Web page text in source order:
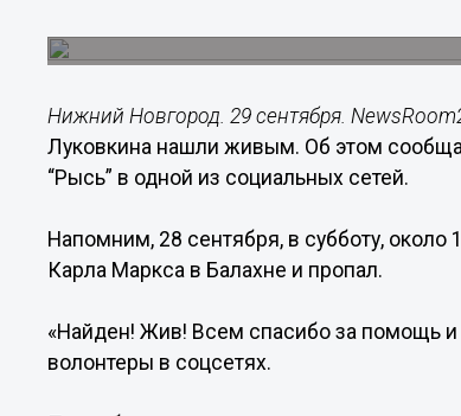
Нижний Новгород. 29 сентября.
Луковкина нашли живым. Об этом
“Рысь” в одной из социальных сетей.
Напомним, 28 сентября, в субботу,
Карла Маркса в Балахне и пропал.
«Найден! Жив! Всем спасибо за помощь
волонтеры в соцсетях.